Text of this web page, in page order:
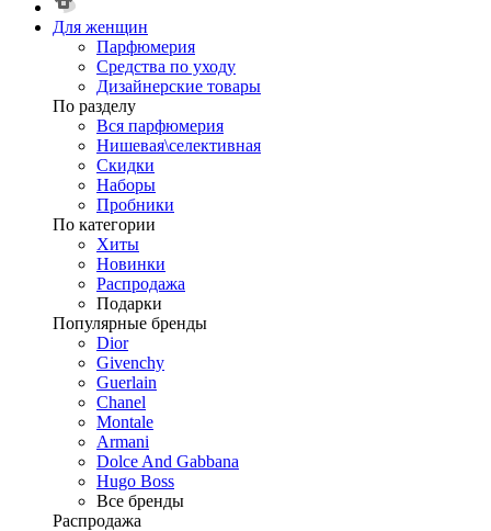
Для женщин
Парфюмерия
Средства по уходу
Дизайнерские товары
По разделу
Вся парфюмерия
Нишевая\селективная
Скидки
Наборы
Пробники
По категории
Хиты
Новинки
Распродажа
Подарки
Популярные бренды
Dior
Givenchy
Guerlain
Chanel
Montale
Armani
Dolce And Gabbana
Hugo Boss
Все бренды
Распродажа